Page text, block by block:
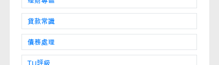
貸款常識
債務處理
TU評級